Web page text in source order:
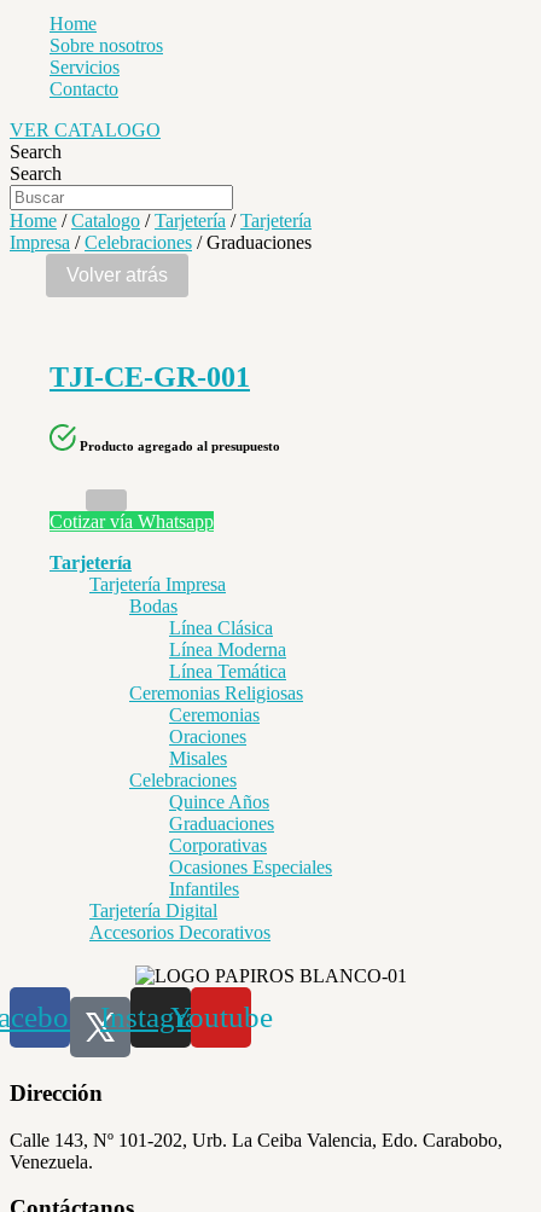
Home
Sobre nosotros
Servicios
Contacto
VER CATALOGO
Search
Search
Home /Catalogo /Tarjetería /Tarjetería
Impresa /Celebraciones / Graduaciones
TJI-CE-GR-001
Producto agregado al presupuesto
Cotizar vía Whatsapp
Tarjetería
Tarjetería Impresa
Bodas
Línea Clásica
Línea Moderna
Línea Temática
Ceremonias Religiosas
Ceremonias
Oraciones
Misales
Celebraciones
Quince Años
Graduaciones
Corporativas
Ocasiones Especiales
Infantiles
Tarjetería Digital
Accesorios Decorativos
InstagramYoutube
Dirección
Calle 143, Nº 101-202, Urb. La Ceiba Valencia, Edo. Carabobo,
Venezuela.